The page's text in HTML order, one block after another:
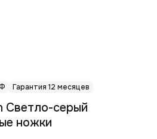
Гарантия 12 месяцев
Светло-серый
ножки